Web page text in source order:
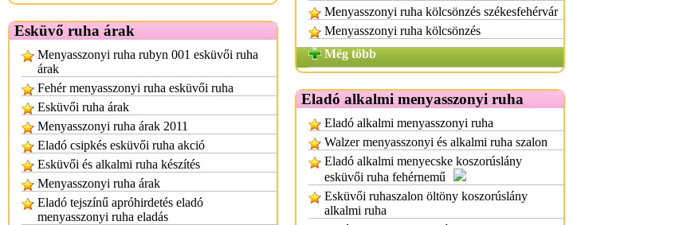
Esküvő ruha árak
Menyasszonyi ruha rubyn 001 esküvői ruha
árak
Fehér menyasszonyi ruha esküvői ruha
Esküvői ruha árak
Menyasszonyi ruha árak 2011
Eladó csipkés esküvői ruha akció
Esküvői és alkalmi ruha készítés
Menyasszonyi ruha árak
Eladó tejszínű apróhirdetés eladó
menyasszonyi ruha eladás
Menyasszonyi ruha kölcsönzés székesfehérvár
Menyasszonyi ruha kölcsönzés
Még több
Eladó alkalmi menyasszonyi ruha
Eladó alkalmi menyasszonyi ruha
Walzer menyasszonyi és alkalmi ruha szalon
Eladó alkalmi menyecske koszorúslány
esküvői ruha fehérnemű
Esküvői ruhaszalon öltöny koszorúslány
alkalmi ruha